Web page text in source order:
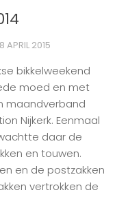
APRIL 2015
bikkelweekend
moed en met
maandverband
Nijkerk. Eenmaal
daar de
en touwen.
en de postzakken
vertrokken de